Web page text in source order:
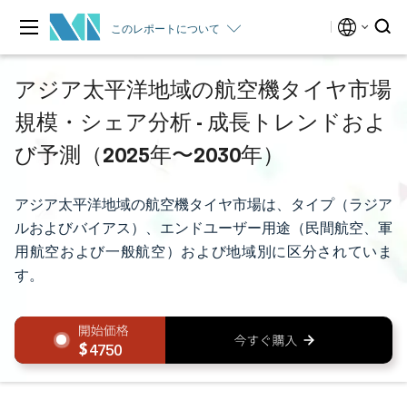
このレポートについて
アジア太平洋地域の航空機タイヤ市場
規模・シェア分析 - 成長トレンドおよ
び予測（2025年〜2030年）
アジア太平洋地域の航空機タイヤ市場は、タイプ（ラジア
ルおよびバイアス）、エンドユーザー用途（民間航空、軍
用航空および一般航空）および地域別に区分されていま
す。
4750